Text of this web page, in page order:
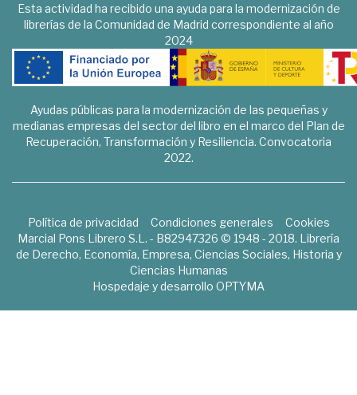
Esta actividad ha recibido una ayuda para la modernización de
librerías de la Comunidad de Madrid correspondiente al año
2024
Ayudas públicas para la modernización de las pequeñas y
medianas empresas del sector del libro en el marco del Plan de
Recuperación, Transformación y Resiliencia. Convocatoria
2022.
Política de privacidad Condiciones generales
Cookies
Marcial Pons Librero S.L. - B82947326 © 1948 - 2018. Librería
de Derecho, Economía, Empresa, Ciencias Sociales, Historia y
Ciencias Humanas
Hospedaje y desarrollo OPTYMA